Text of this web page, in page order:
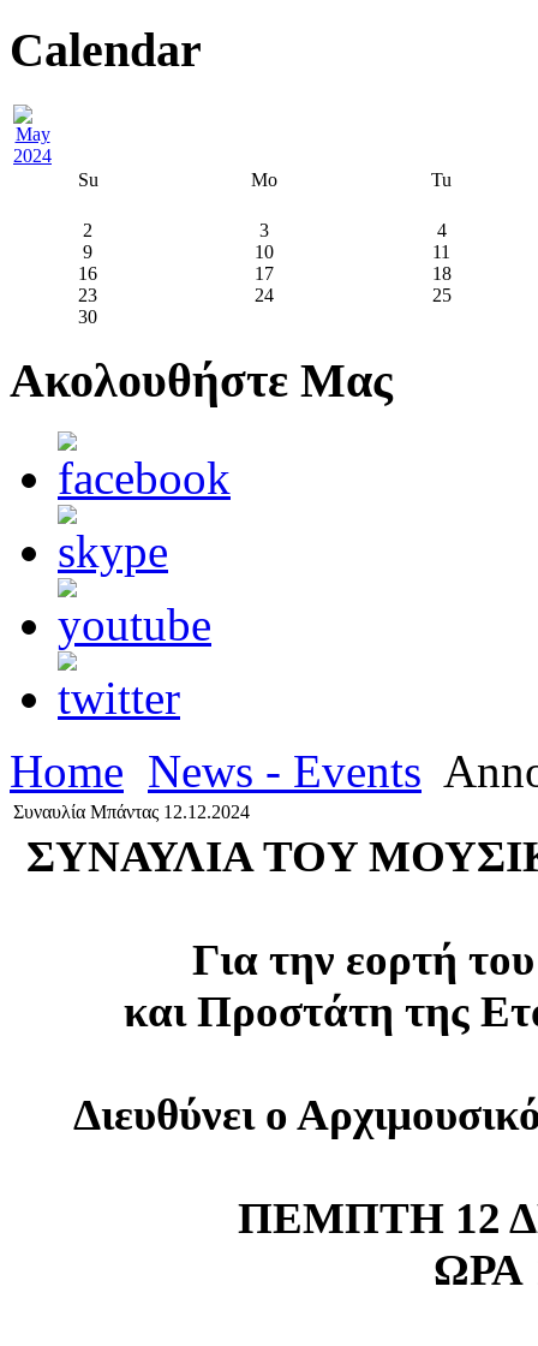
Calendar
Su Mo Tu
2 3
4
9
10
11
16
17
18
23
24
25
30
Ακολουθήστε Μας
Home News - Events
Συναυλία Μπάντας 12.12.2024
ΣΥΝΑΥΛΙΑ TOY
Για την εορτή
και Προστάτη της
Διευθύνει ο
ΠΕΜΠΤΗ 12
ΩΡΑ